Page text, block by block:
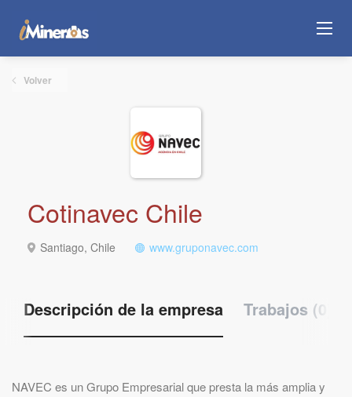
Volver
Cotinavec Chile
Santiago, Chile www.gruponavec.com
Descripción de la empresa Trabajos (0)
NAVEC es un Grupo Empresarial que presta la más amplia y